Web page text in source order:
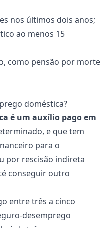
nos últimos dois anos;
ao menos 15
como pensão por morte
doméstica?
é um auxílio pago em
e que tem
para o
por rescisão indireta
conseguir outro
entre três a cinco
desemprego